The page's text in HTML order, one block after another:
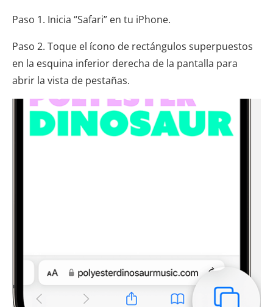
Paso 1. Inicia “Safari” en tu iPhone.
Paso 2. Toque el ícono de rectángulos superpuestos
en la esquina inferior derecha de la pantalla para
abrir la vista de pestañas.